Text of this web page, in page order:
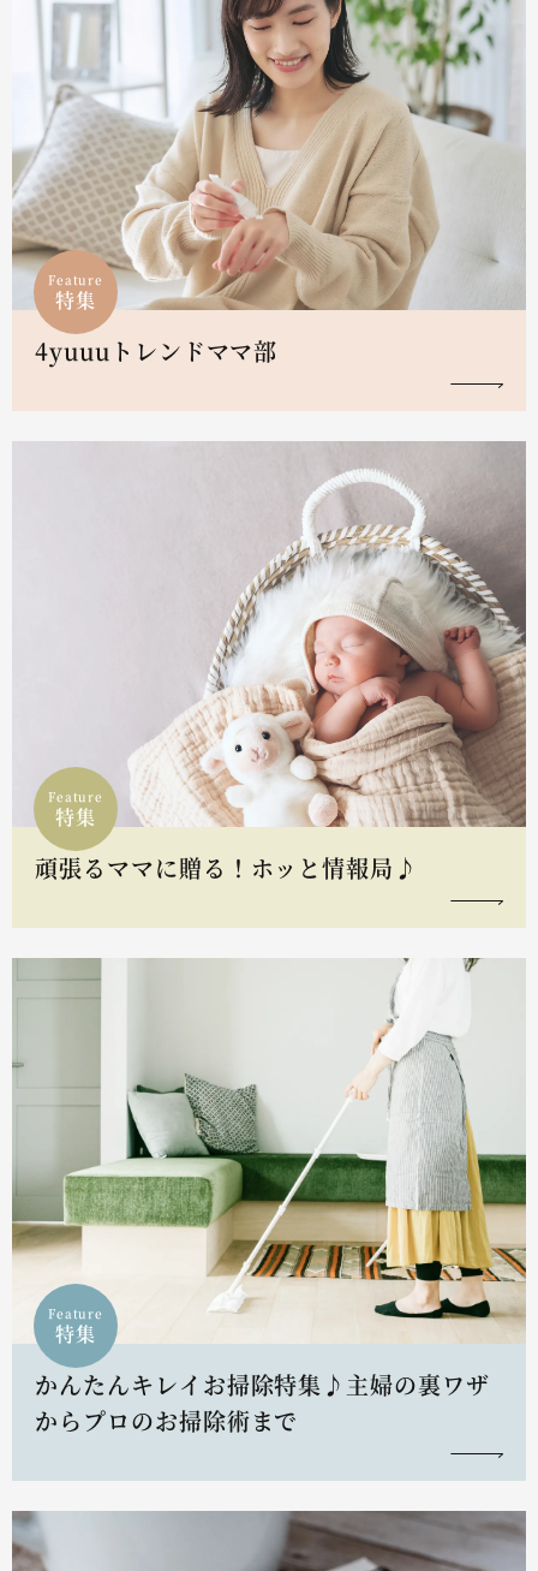
Feature
特集
4yuuuトレンドママ部
Feature
特集
頑張るママに贈る！ホッと情報局♪
Feature
特集
かんたんキレイお掃除特集♪主婦の裏ワザ
からプロのお掃除術まで